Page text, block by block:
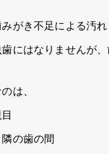
がき不足による汚
にはなりませんが
は、
の歯の間